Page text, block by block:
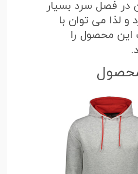
در فصل سرد بسیار
و لذا می توان با
این محصول را